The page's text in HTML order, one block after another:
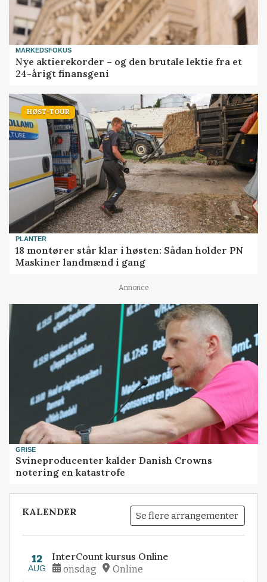
MARKEDSFOKUS
Nye aktierekorder – og den brutale lektie fra et
24-årigt finansgeni
HØST-TOUR
PLANTER
18 montører står klar i høsten: Sådan holder PN
Maskiner landmænd i gang
Annonce
GRISE
Svineproducenter kalder Danish Crowns
notering en katastrofe
KALENDER Se flere arrangementer
12
AUG
InterCount kursus Online
onsdag Online